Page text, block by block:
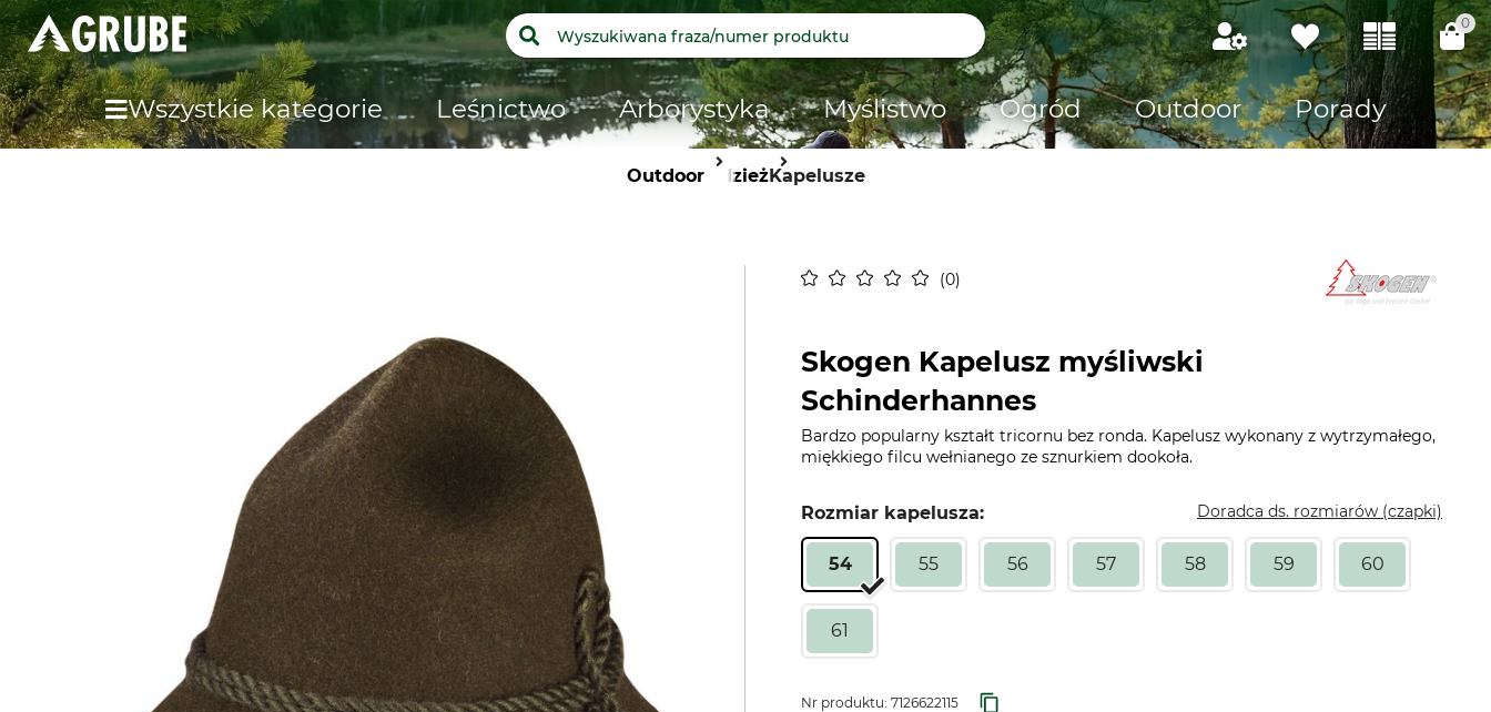
0
Wszystkie kategorie Leśnictwo Arborystyka Myślistwo Ogród Outdoor Porady
OutdoorOdzieżKapelusze
0
Skogen Kapelusz myśliwski
Schinderhannes
Bardzo popularny kształt tricornu bez ronda. Kapelusz wykonany z wytrzymałego,
miękkiego filcu wełnianego ze sznurkiem dookoła.
Rozmiar kapelusza: Doradca ds. rozmiarów (czapki)
54 55 56 57 58 59 60
61
Nr produktu: 7126622115